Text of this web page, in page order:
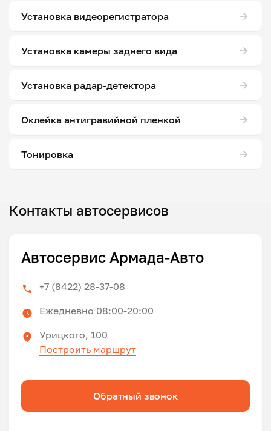
Установка видеорегистратора
Установка камеры заднего вида
Установка радар-детектора
Оклейка антигравийной пленкой
Тонировка
Контакты автосервисов
Автосервис Армада-Авто
+7 (8422) 28-37-08
Ежедневно 08:00-20:00
Урицкого, 100
Построить маршрут
Обратный звонок